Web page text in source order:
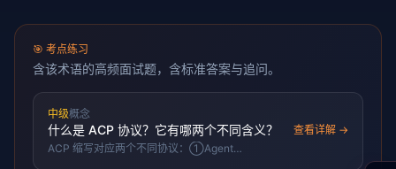
🎯 考点练习
含该术语的高频面试题，含标准答案与追问。
中级概念
什么是 ACP 协议？它有哪两个不同含义？
ACP 缩写对应两个不同协议：①Agent
查看详解 →